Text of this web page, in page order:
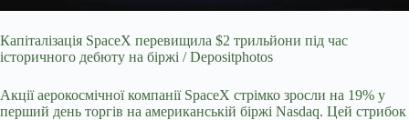
Капіталізація SpaceX перевищила $2 трильйони під час
історичного дебюту на біржі / Depositphotos
Акції аерокосмічної компанії SpaceX стрімко зросли на 19% у
перший день торгів на американській біржі Nasdaq. Цей стрибок